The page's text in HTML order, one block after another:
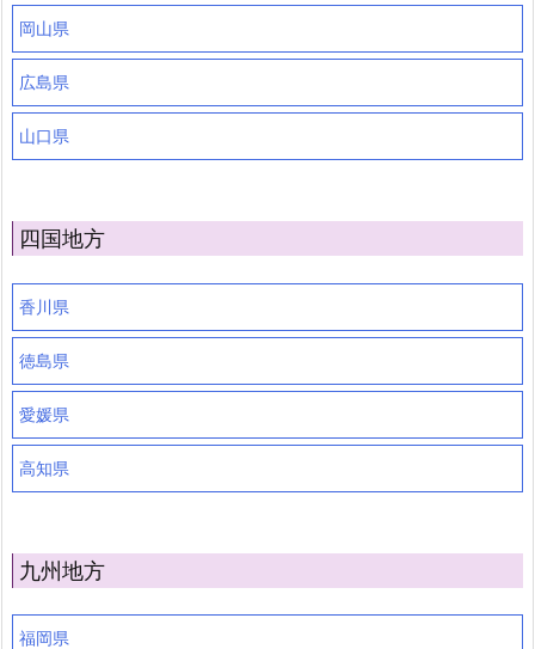
岡山県
広島県
山口県
四国地方
香川県
徳島県
愛媛県
高知県
九州地方
福岡県